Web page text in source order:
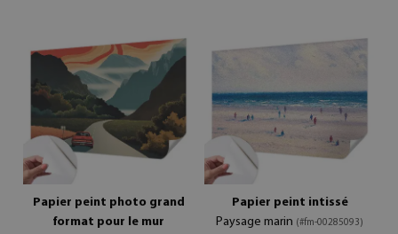
Papier peint photo grand
format pour le mur
Papier peint intissé
Paysage marin (#fm-00285093)